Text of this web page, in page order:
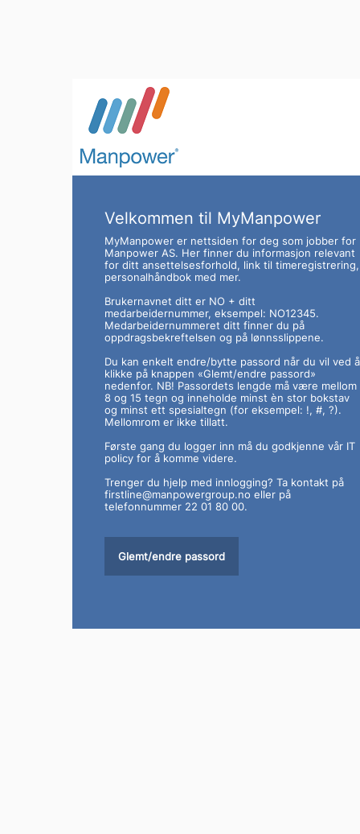
Velkommen til MyManpower
MyManpower er nettsiden for deg som jobber for
Manpower AS. Her finner du informasjon relevant
for ditt ansettelsesforhold, link til timeregistrering,
personalhåndbok med mer.
Brukernavnet ditt er NO + ditt
medarbeidernummer, eksempel: NO12345.
Medarbeidernummeret ditt finner du på
oppdragsbekreftelsen og på lønnsslippene.
Du kan enkelt endre/bytte passord når du vil ved å
klikke på knappen «Glemt/endre passord»
nedenfor. NB! Passordets lengde må være mellom
8 og 15 tegn og inneholde minst èn stor bokstav
og minst ett spesialtegn (for eksempel: !, #, ?).
Mellomrom er ikke tillatt.
Første gang du logger inn må du godkjenne vår IT
policy for å komme videre.
Trenger du hjelp med innlogging? Ta kontakt på
firstline@manpowergroup.no eller på
telefonnummer 22 01 80 00.
Glemt/endre passord